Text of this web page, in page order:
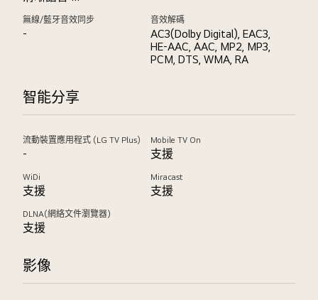
無線/藍牙音效同步
-
音效解碼
AC3(Dolby Digital), EAC3,
HE-AAC, AAC, MP2, MP3,
PCM, DTS, WMA, RA
智能分享
流動裝置應用程式 (LG TV Plus)
-
Mobile TV On
支援
WiDi
支援
Miracast
支援
DLNA(網絡文件瀏覽器)
支援
影像